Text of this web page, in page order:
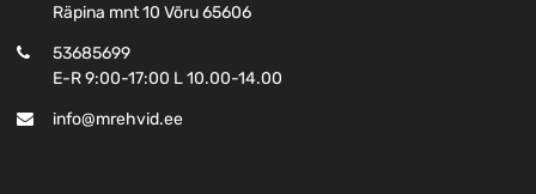
Räpina mnt 10 Võru 65606
53685699
E-R 9:00-17:00 L 10.00-14.00
info@mrehvid.ee